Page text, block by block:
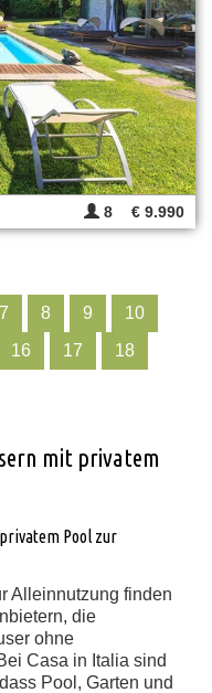
8 € 9.990
7 8 9
10
16 17 18
mit privatem
Pool zur
Alleinnutzung finden
die
ohne
Casa in Italia sind
Pool, Garten und